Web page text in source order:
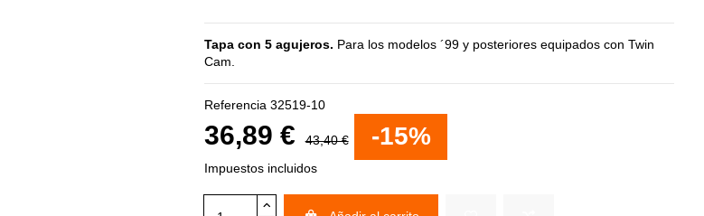
Tapa con 5 agujeros. Para los modelos ´99 y posteriores equipados con Twin
Cam.
Referencia 32519-10
36,89 € 43,40 € -15%
Impuestos incluidos